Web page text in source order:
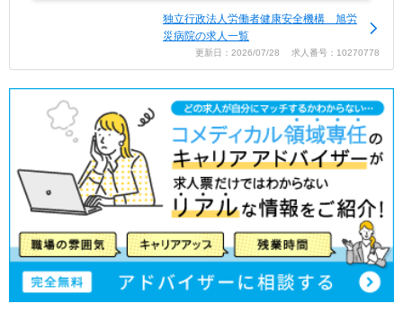
独立行政法人労働者健康安全機構 旭労
災病院の求人一覧
更新日：2026/07/28 求人番号：10270778